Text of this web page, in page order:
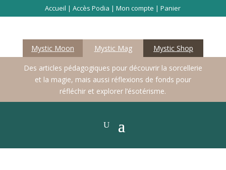
Accueil |Accès Podia |Mon compte |Panier
Mystic Moon Mystic Mag Mystic Shop
Des articles pédagogiques pour découvrir la sorcellerie
et la magie, mais aussi réflexions de fonds pour
réfléchir et explorer l’ésotérisme.